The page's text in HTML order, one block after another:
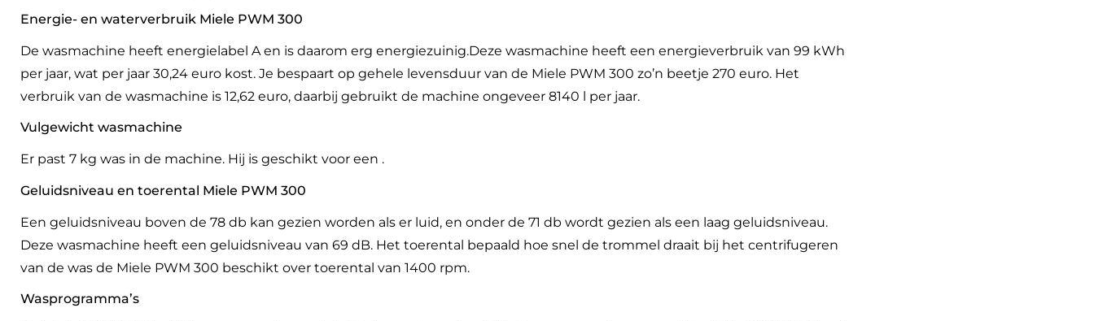
Energie- en waterverbruik Miele PWM 300
De wasmachine heeft energielabel A en is daarom erg energiezuinig.Deze wasmachine heeft een energieverbruik van 99 kWh
per jaar, wat per jaar 30,24 euro kost. Je bespaart op gehele levensduur van de Miele PWM 300 zo’n beetje 270 euro. Het
verbruik van de wasmachine is 12,62 euro, daarbij gebruikt de machine ongeveer 8140 l per jaar.
Vulgewicht wasmachine
Er past 7 kg was in de machine. Hij is geschikt voor een .
Geluidsniveau en toerental Miele PWM 300
Een geluidsniveau boven de 78 db kan gezien worden als er luid, en onder de 71 db wordt gezien als een laag geluidsniveau.
Deze wasmachine heeft een geluidsniveau van 69 dB. Het toerental bepaald hoe snel de trommel draait bij het centrifugeren
van de was de Miele PWM 300 beschikt over toerental van 1400 rpm.
Wasprogramma’s